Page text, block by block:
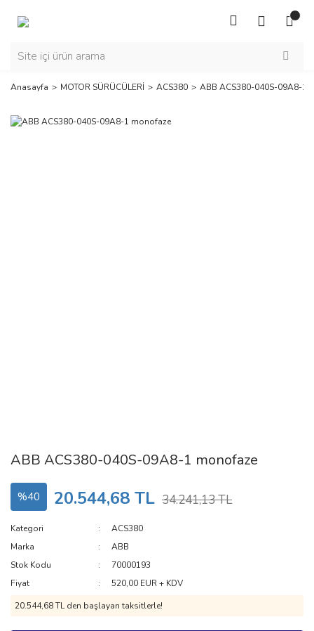
Anasayfa MOTOR SÜRÜCÜLERİ ACS380 ABB ACS380-040S-09A8-1
ABB ACS380-040S-09A8-1 monofaze
%40 20.544,68 TL 34.241,13 TL
Kategori
ACS380
Marka
ABB
Stok Kodu
70000193
Fiyat
520,00 EUR + KDV
20.544,68 TL den başlayan taksitlerle!